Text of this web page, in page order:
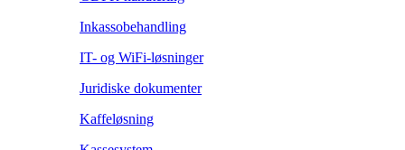
Inkassobehandling
IT- og WiFi-løsninger
Juridiske dokumenter
Kaffeløsning